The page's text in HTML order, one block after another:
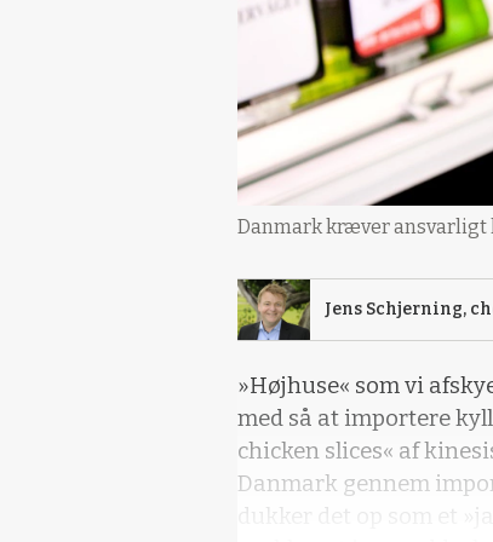
Danmark kræver ansvarligt
Jens Schjerning,
»Højhuse« som vi
med så at importere
chicken slices« af
Danmark gennem
dukker det op som et